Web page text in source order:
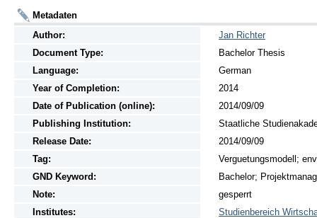
Metadaten
Author:
Jan Richter
Document Type:
Bachelor Thesis
Language:
German
Year of Completion:
2014
Date of Publication (online):
2014/09/09
Publishing Institution:
Staatliche
Release Date:
2014/09/09
Tag:
Verguetungsmodell;
GND Keyword:
Bachelor;
Note:
gesperrt
Institutes:
Studienbereich